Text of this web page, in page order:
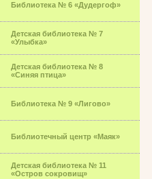
Библиотека № 6 «Дудергоф»
Детская библиотека № 7
«Улыбка»
Детская библиотека № 8
«Синяя птица»
Библиотека № 9 «Лигово»
Библиотечный центр «Маяк»
Детская библиотека № 11
«Остров сокровищ»